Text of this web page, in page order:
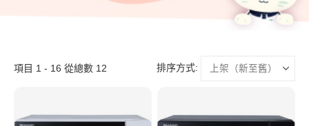
項目 1 - 16 從總數 12 排序方式: